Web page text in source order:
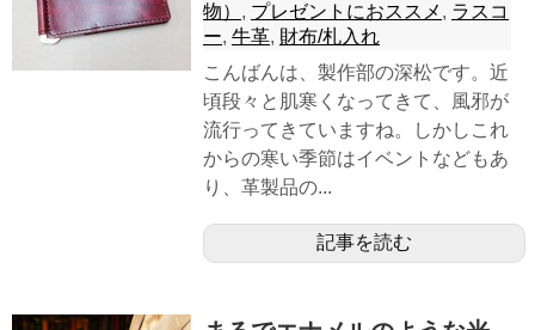
物） , プレゼントにおススメ , ラスコ
ー, 牛革, 財布/札入れ
こんばんは、製作部の深松です。近
頃段々と肌寒くなってきて、風邪が
流行ってきていますね。しかしこれ
からの寒い季節はイベントなどもあ
り、革製品の...
記事を読む